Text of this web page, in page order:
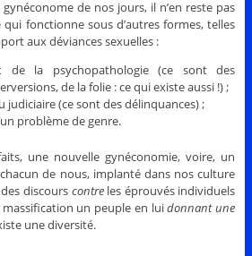
gynéconome de nos jours, il n’en reste pas
fonctionne sous d’autres formes, telles
aux déviances sexuelles :
de la psychopathologie (ce sont des
de la folie : ce qui existe aussi !) ;
judiciaire (ce sont des délinquances) ;
problème de genre.
une nouvelle gynéconomie, voire, un
de nous, implanté dans nos culture
discours contreles éprouvés individuels
un peuple en luidonnant une
une diversité.